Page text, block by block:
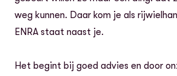
weg kunnen. Daar kom je als
ENRA staat naast je.
Het begint bij goed advies en door